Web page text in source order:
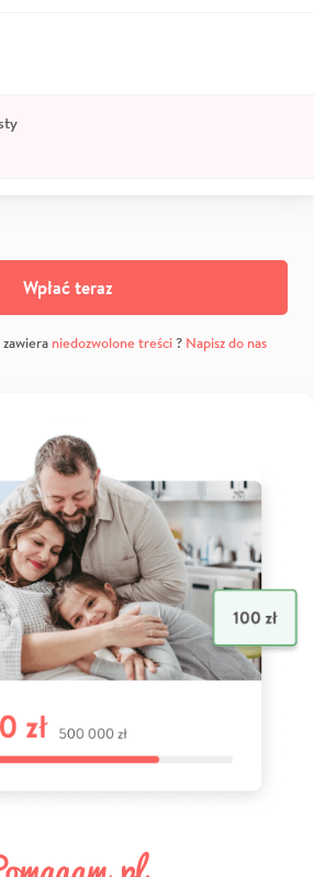
Wpłać teraz
zawiera niedozwolone treści? Napisz do nas